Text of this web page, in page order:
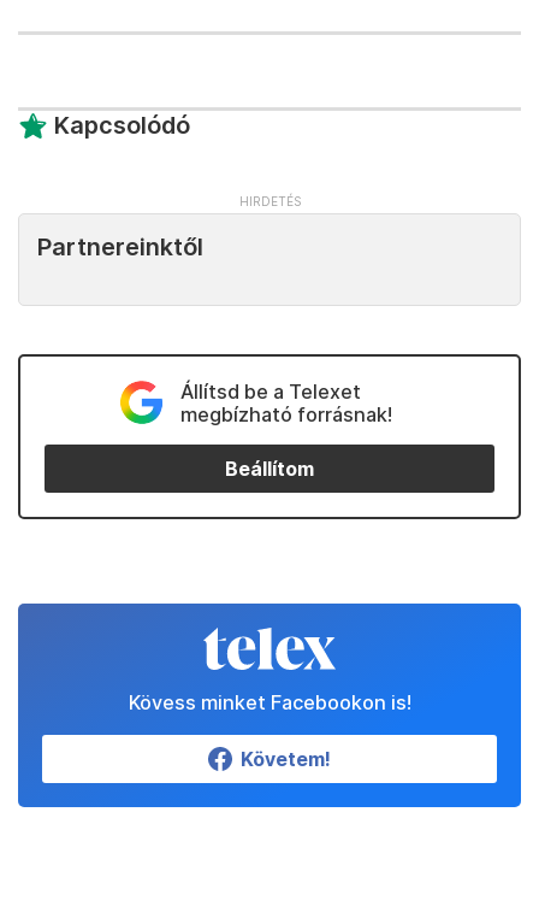
Kapcsolódó
Partnereinktől
Állítsd be a Telexet
megbízható forrásnak!
Beállítom
Kövess minket Facebookon is!
Követem!